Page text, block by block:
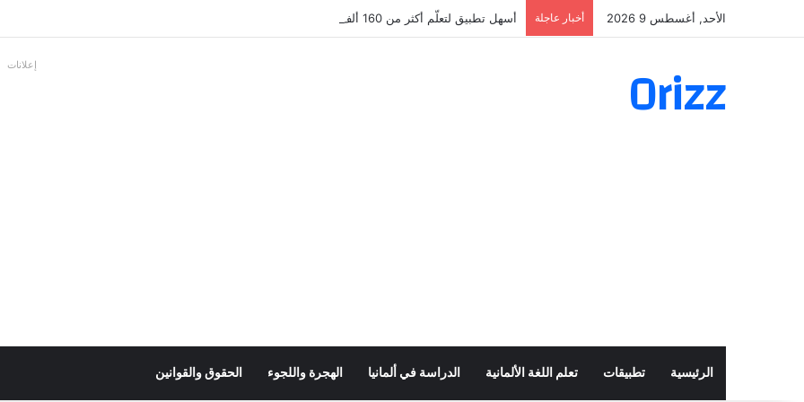
الأحد, أغسطس 9 2026 أخبار عاجلة أسهل تطبيق لتعلّم أكثر من 160 ألف فعل بالألمانية
Orizz إعلانات
الرئيسية تطبيقات تعلم اللغة الألمانية الدراسة في ألمانيا الهجرة واللجوء الحقوق والقوانين